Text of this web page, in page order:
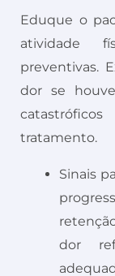
Eduque o
atividade
preventivas.
dor se
tratamento.
Sinais
dor